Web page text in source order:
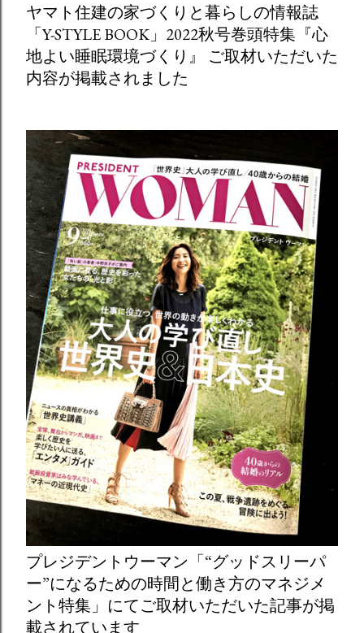
ヤマト住建の家づくりと暮らしの情報誌
「Y-STYLE BOOK」2022秋号巻頭特集『心
地よい睡眠環境づくり』 ご取材いただいた
内容が掲載されました
プレジデントウーマン「“グッドスリーパ
ー”になるための時間と働き方のマネジメ
ント特集」にてご取材いただいた記事が掲
載されています